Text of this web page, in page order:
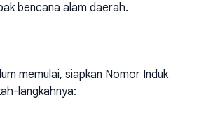
bencana alam daerah.
memulai, siapkan Nomor Induk
langkahnya: